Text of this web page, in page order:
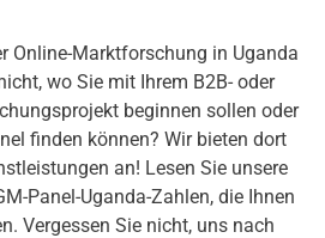
Online-Marktforschung in Uganda
wo Sie mit Ihrem B2B- oder
beginnen sollen oder
finden können? Wir bieten dort
an! Lesen Sie unsere
Panel-Uganda-Zahlen, die Ihnen
Vergessen Sie nicht, uns nach